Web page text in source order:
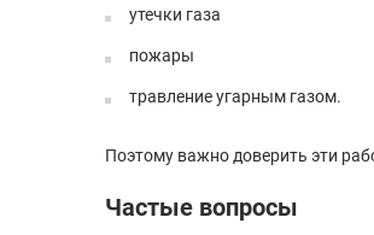
утечки газа
пожары
травление угарным газом.
Поэтому важно доверить эти
Частые вопросы